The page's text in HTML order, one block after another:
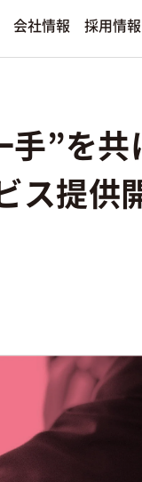
会社情報 採用情報
る
見
実践
無料
無料
手”を共
ス提供